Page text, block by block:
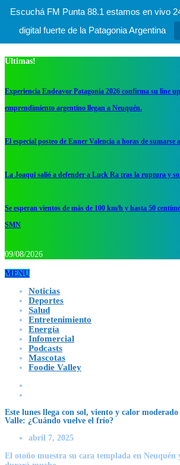
Escuchá FM Punta 88.1 estamos en vivo
digital fuerte de la Patagonia Argentina
Ultimas!
Experiencia Endeavor Patagonia 2026 confirma su line
emprendimiento argentino llegan a Neuquén.
El especial posteo de Enner Valencia a horas de sumarse
La Joaqui salió a defender a Luck Ra tras la ruptura y
Se esperan vientos de más de 100 km/h y hasta 50
SMN
09/08/2026
MENU
Noticias
Deportes
Salud
Entretenimiento
Energía
Infomercial
Podcasts
Mascotas
Foodie Valley
Este lunes llega con sol, viento y calor
Valle: ¿Cuándo vuelve el frío?
abril 7, 2025
El otoño muestra su cara templada en